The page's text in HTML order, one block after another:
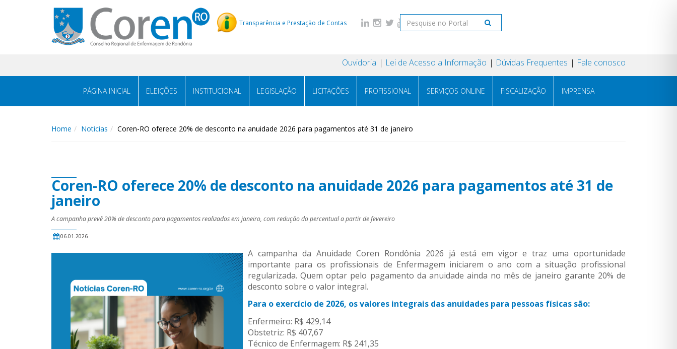
Transparência e Prestação de Contas
Ouvidoria Lei de Acesso a Informação Dúvidas Frequentes Fale conosco
PÁGINA INICIAL ELEIÇÕES INSTITUCIONAL LEGISLAÇÃO LICITAÇÕES PROFISSIONAL SERVIÇOS ONLINE FISCALIZAÇÃO IMPRENSA
Home Noticias Coren-RO oferece 20% de desconto na anuidade 2026 para pagamentos até 31 de janeiro
Coren-RO oferece 20% de desconto na anuidade 2026 para pagamentos até 31 de
janeiro
A campanha prevê 20% de desconto para pagamentos realizados em janeiro, com redução do percentual a partir de fevereiro
06.01.2026
A campanha da Anuidade Coren Rondônia 2026 já está em vigor e traz uma oportunidade
importante para os profissionais de Enfermagem iniciarem o ano com a situação profissional
regularizada. Quem optar pelo pagamento da anuidade ainda no mês de janeiro garante 20% de
desconto sobre o valor integral.
Para o exercício de 2026, os valores integrais das anuidades para pessoas físicas são:
Enfermeiro: R$ 429,14
Obstetriz: R$ 407,67
Técnico de Enfermagem: R$ 241,35